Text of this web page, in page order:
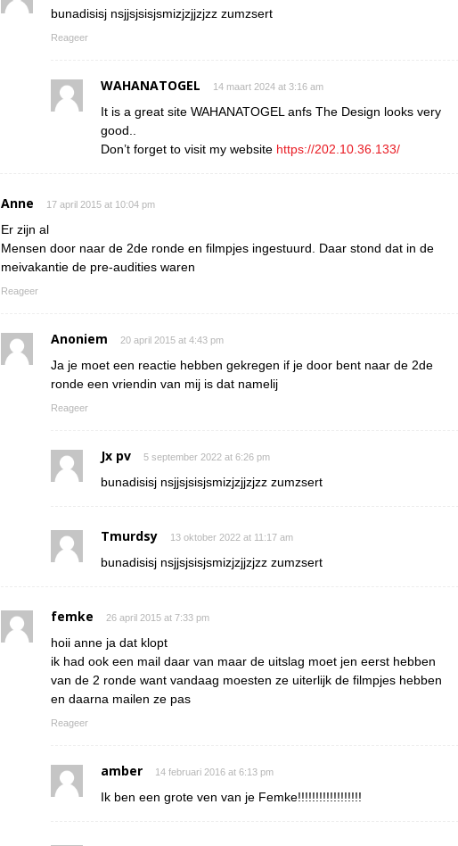
bunadisisj nsjjsjsisjsmizjzjjzjzz zumzsert
Reageer
WAHANATOGEL 14 maart 2024 at 3:16 am
It is a great site WAHANATOGEL anfs The Design looks very
good..
Don’t forget to visit my website https://202.10.36.133/
Anne 17 april 2015 at 10:04 pm
Er zijn al
Mensen door naar de 2de ronde en filmpjes ingestuurd. Daar stond dat in de
meivakantie de pre-audities waren
Reageer
Anoniem 20 april 2015 at 4:43 pm
Ja je moet een reactie hebben gekregen if je door bent naar de 2de
ronde een vriendin van mij is dat namelij
Reageer
Jx pv 5 september 2022 at 6:26 pm
bunadisisj nsjjsjsisjsmizjzjjzjzz zumzsert
Tmurdsy 13 oktober 2022 at 11:17 am
bunadisisj nsjjsjsisjsmizjzjjzjzz zumzsert
femke 26 april 2015 at 7:33 pm
hoii anne ja dat klopt
ik had ook een mail daar van maar de uitslag moet jen eerst hebben
van de 2 ronde want vandaag moesten ze uiterlijk de filmpjes hebben
en daarna mailen ze pas
Reageer
amber 14 februari 2016 at 6:13 pm
Ik ben een grote ven van je Femke!!!!!!!!!!!!!!!!!!